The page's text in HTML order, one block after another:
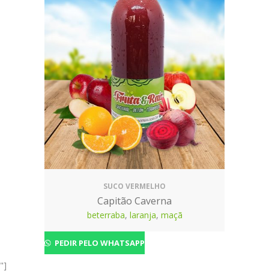
SUCO VERMELHO
Capitão Caverna
beterraba, laranja, maçã
PEDIR PELO WHATSAPP
"]